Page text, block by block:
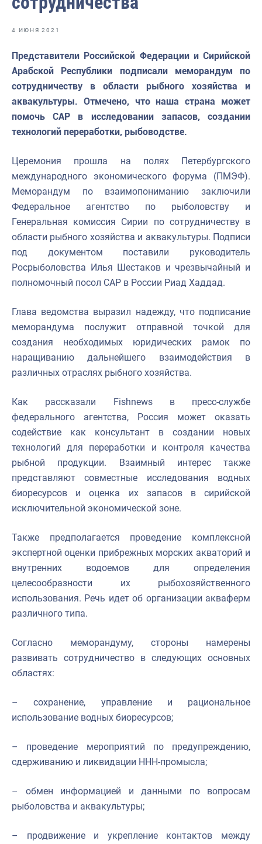
Отраслевые СМИ
Выставки и конференции
Научно-практическая литература
Рыбоохрана России
Отрасль в цифрах
Инфографика
Укрепление духовно-нравственных ценностей
4 ИЮНЯ 2021
Представители Российской Федерации и Сирийской
Арабской Республики подписали меморандум по
сотрудничеству в области рыбного хозяйства и
аквакультуры. Отмечено, что наша страна может
помочь САР в исследовании запасов, создании
технологий переработки, рыбоводстве.
Церемония прошла на полях Петербургского
международного экономического форума (ПМЭФ).
Меморандум по взаимопониманию заключили
Федеральное агентство по рыболовству и
Генеральная комиссия Сирии по сотрудничеству в
области рыбного хозяйства и аквакультуры. Подписи
под документом поставили руководитель
Росрыболовства Илья Шестаков и чрезвычайный и
полномочный посол САР в России Риад Хаддад.
Глава ведомства выразил надежду, что подписание
меморандума послужит отправной точкой для
создания необходимых юридических рамок по
наращиванию дальнейшего взаимодействия в
различных отраслях рыбного хозяйства.
Как рассказали Fishnews в пресс-службе
федерального агентства, Россия может оказать
содействие как консультант в создании новых
технологий для переработки и контроля качества
рыбной продукции. Взаимный интерес также
представляют совместные исследования водных
биоресурсов и оценка их запасов в сирийской
исключительной экономической зоне.
Также предполагается проведение комплексной
экспертной оценки прибрежных морских акваторий и
внутренних водоемов для определения
целесообразности их рыбохозяйственного
использования. Речь идет об организации акваферм
различного типа.
Согласно меморандуму, стороны намерены
развивать сотрудничество в следующих основных
областях:
– сохранение, управление и рациональное
использование водных биоресурсов;
– проведение мероприятий по предупреждению,
сдерживанию и ликвидации ННН-промысла;
– обмен информацией и данными по вопросам
рыболовства и аквакультуры;
– продвижение и укрепление контактов между